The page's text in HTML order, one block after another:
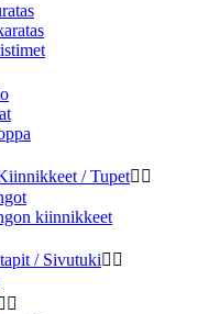
/ Tupet 
kiinnikkeet
/ Sivutuki 
